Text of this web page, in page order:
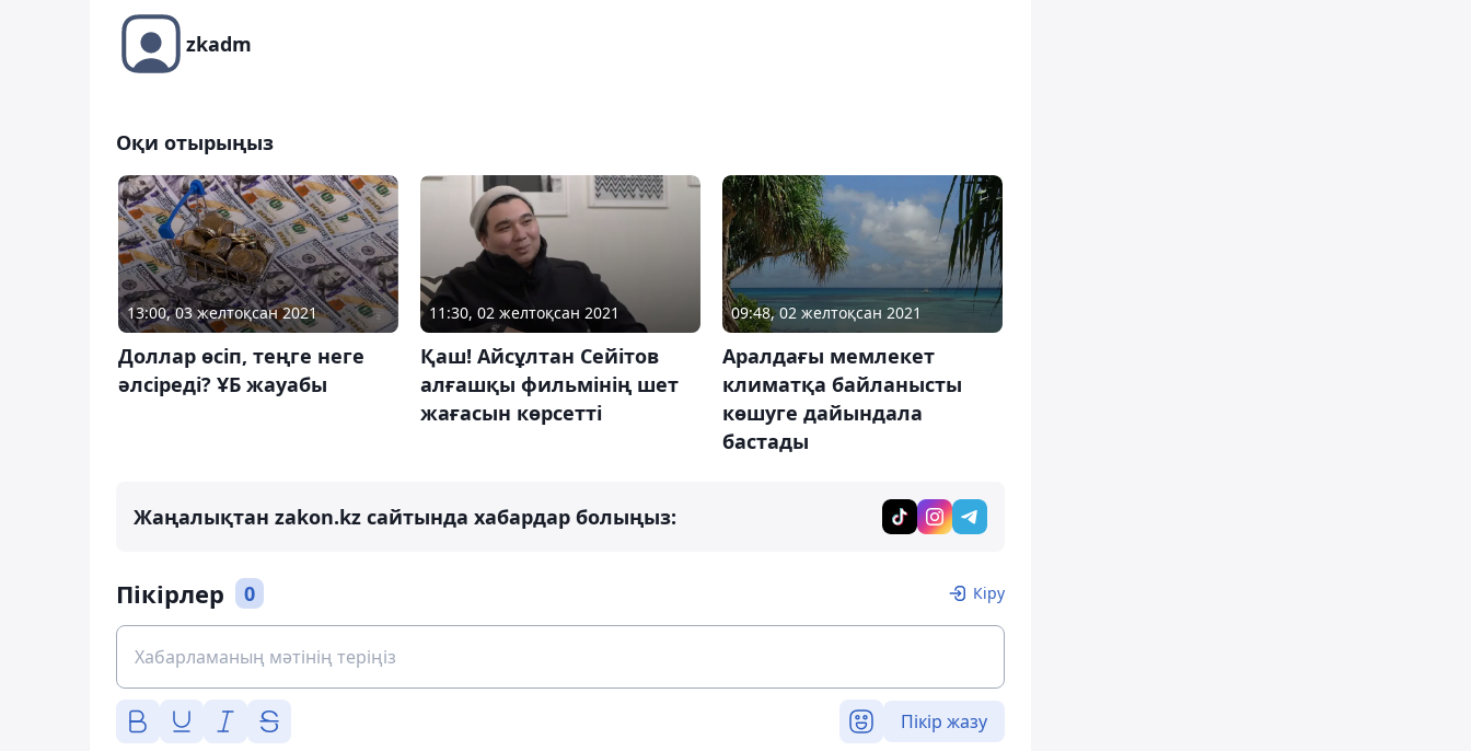
zkadm
Оқи отырыңыз
13:00, 03 желтоқсан 2021
Доллар өсіп, теңге неге
әлсіреді? ҰБ жауабы
11:30, 02 желтоқсан 2021
Қаш! Айсұлтан Сейітов
алғашқы фильмінің шет
жағасын көрсетті
09:48, 02 желтоқсан 2021
Аралдағы мемлекет
климатқа байланысты
көшуге дайындала
бастады
Жаңалықтан zakon.kz сайтында хабардар болыңыз:
Пікірлер 0 Кіру
Пікір жазу